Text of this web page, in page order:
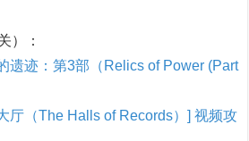
）：
遗迹：第3部（Relics of Power (Part
厅（The Halls of Records）] 视频攻